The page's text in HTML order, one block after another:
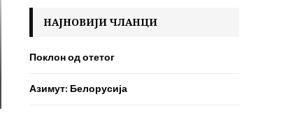
o
:
НАЈНОВИЈИ ЧЛАНЦИ
Поклон од отетог
Азимут: Белорусија